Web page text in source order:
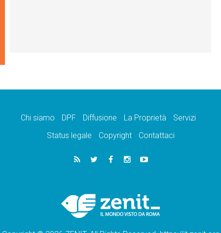
Chi siamo DPF Diffusione La Proprietà
Servizi
Status legale
Copyright Contattaci